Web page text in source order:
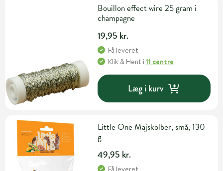
Bouillon effect wire 25 gram i
champagne
19,95 kr.
Få leveret
Klik & Hent i11 centre
Læg i kurv
Little One Majskolber, små, 130
g
49,95 kr.